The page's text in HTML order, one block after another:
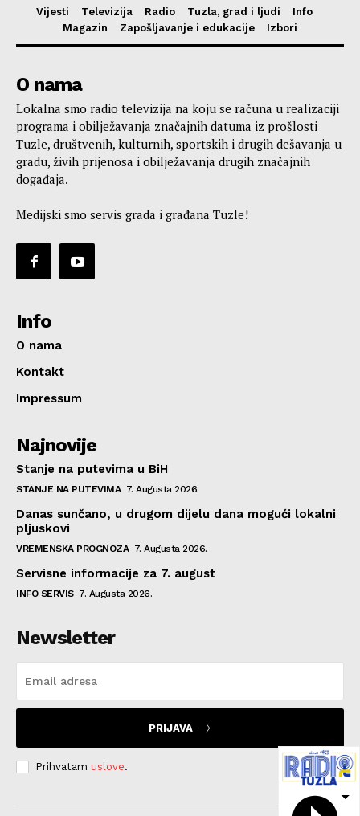
Vijesti Televizija Radio Tuzla, grad i ljudi
Info
Magazin
Zapošljavanje i edukacije Izbori
O nama
Lokalna smo radio televizija na koju se računa u realizaciji
programa i obilježavanja značajnih datuma iz prošlosti
Tuzle, društvenih, kulturnih, sportskih i drugih dešavanja u
gradu, živih prijenosa i obilježavanja drugih značajnih
događaja.
Medijski smo servis grada i građana Tuzle!
Info
O nama
Kontakt
Impressum
Najnovije
Stanje na putevima u BiH
STANJE NA PUTEVIMA 7. Augusta 2026.
Danas sunčano, u drugom dijelu dana mogući lokalni
pljuskovi
VREMENSKA PROGNOZA 7. Augusta 2026.
Servisne informacije za 7. august
INFO SERVIS 7. Augusta 2026.
Newsletter
PRIJAVA
Prihvatam uslove.